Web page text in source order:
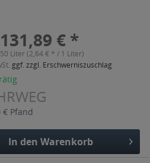
€ *
50 Liter (2,64 € * / 1 Liter)
ggf. zzgl. Erschwerniszuschlag
€ Pfand
In den Warenkorb